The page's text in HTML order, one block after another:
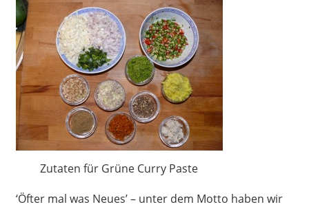
Zutaten für Grüne Curry Paste
‘Öfter mal was Neues’ – unter dem Motto haben wir